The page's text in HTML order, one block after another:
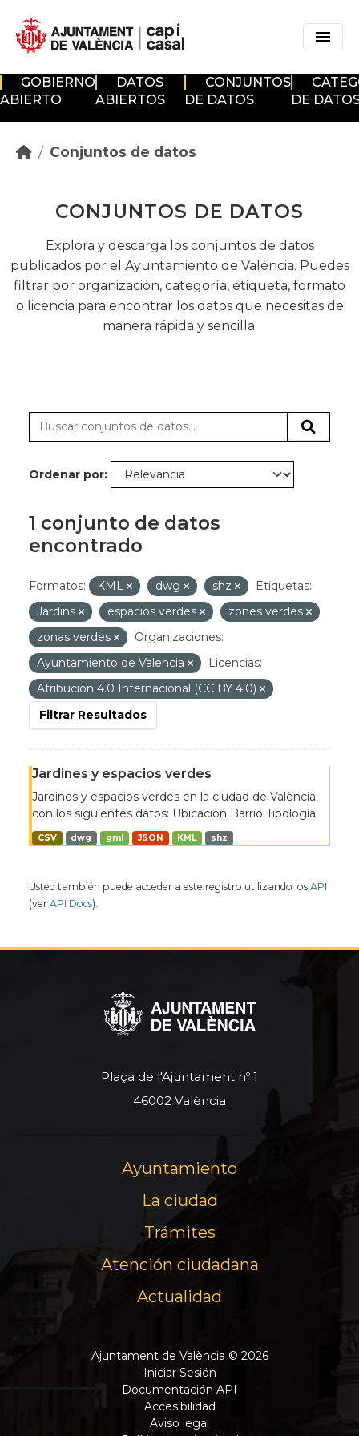
GOBIERNO
ABIERTO
DATOS
ABIERTOS
CONJUNTOS
DE DATOS
DE
Conjuntos de datos
CONJUNTOS DE DATOS
Explora y descarga los conjuntos de datos
publicados por el Ayuntamiento de València. Puedes
filtrar por organización, categoría, etiqueta, formato
o licencia para encontrar los datos que necesitas de
manera rápida y sencilla.
Ordenar por
1 conjunto de datos
encontrado
Formatos: KML dwg shz
Etiquetas:
Jardins
espacios verdes
zones verdes
zonas verdes
Organizaciones:
Ayuntamiento de Valencia
Licencias:
Atribución 4.0 Internacional (CC BY 4.0)
Filtrar Resultados
Jardines y espacios verdes
Jardines y espacios verdes en la ciudad de València
con los siguientes datos: Ubicación Barrio Tipología
CSV dwg gml JSON KML shz
Usted también puede acceder a este registro utilizando los API
(ver API Docs).
Plaça de l'Ajuntament nº 1
46002 València
Ayuntamiento
La ciudad
Trámites
Atención ciudadana
Actualidad
Ajuntament de València © 2026
Iniciar Sesión
Documentación API
Accesibilidad
Aviso legal